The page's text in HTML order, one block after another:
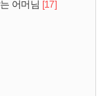
어머님 [17]